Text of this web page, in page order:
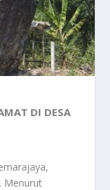
DI DESA
Menurut